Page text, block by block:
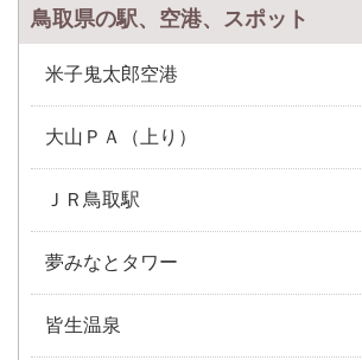
鳥取県の駅、空港、スポット
米子鬼太郎空港
大山ＰＡ（上り）
ＪＲ鳥取駅
夢みなとタワー
皆生温泉